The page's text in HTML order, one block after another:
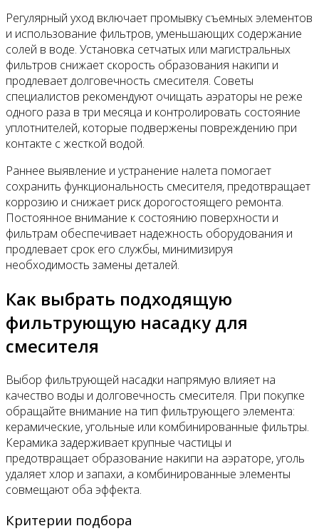
Регулярный уход включает промывку съемных элементов
и использование фильтров, уменьшающих содержание
солей в воде. Установка сетчатых или магистральных
фильтров снижает скорость образования накипи и
продлевает долговечность смесителя. Советы
специалистов рекомендуют очищать аэраторы не реже
одного раза в три месяца и контролировать состояние
уплотнителей, которые подвержены повреждению при
контакте с жесткой водой.
Раннее выявление и устранение налета помогает
сохранить функциональность смесителя, предотвращает
коррозию и снижает риск дорогостоящего ремонта.
Постоянное внимание к состоянию поверхности и
фильтрам обеспечивает надежность оборудования и
продлевает срок его службы, минимизируя
необходимость замены деталей.
Как выбрать подходящую
фильтрующую насадку для
смесителя
Выбор фильтрующей насадки напрямую влияет на
качество воды и долговечность смесителя. При покупке
обращайте внимание на тип фильтрующего элемента:
керамические, угольные или комбинированные фильтры.
Керамика задерживает крупные частицы и
предотвращает образование накипи на аэраторе, уголь
удаляет хлор и запахи, а комбинированные элементы
совмещают оба эффекта.
Критерии подбора